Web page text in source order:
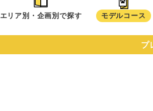
エリア別・企画別で探す モデルコース
プ